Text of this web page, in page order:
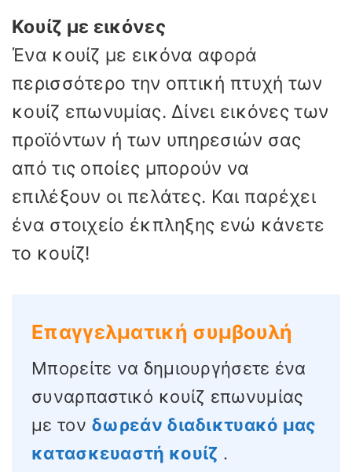
Κουίζ με εικόνες
Ένα κουίζ με εικόνα αφορά
περισσότερο την οπτική πτυχή των
κουίζ επωνυμίας. Δίνει εικόνες των
προϊόντων ή των υπηρεσιών σας
από τις οποίες μπορούν να
επιλέξουν οι πελάτες. Και παρέχει
ένα στοιχείο έκπληξης ενώ κάνετε
το κουίζ!
Επαγγελματική συμβουλή
Μπορείτε να δημιουργήσετε ένα
συναρπαστικό κουίζ επωνυμίας
με τον δωρεάν διαδικτυακό μας
κατασκευαστή κουίζ .